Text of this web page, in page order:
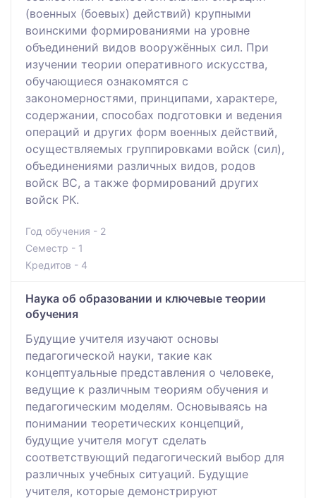
(военных (боевых) действий) крупными
воинскими формированиями на уровне
объединений видов вооружённых сил. При
изучении теории оперативного искусства,
обучающиеся ознакомятся с
закономерностями, принципами, характере,
содержании, способах подготовки и ведения
операций и других форм военных действий,
осуществляемых группировками войск (сил),
объединениями различных видов, родов
войск ВС, а также формирований других
войск РК.
Год обучения - 2
Семестр - 1
Кредитов - 4
Наука об образовании и ключевые теории
обучения
Будущие учителя изучают основы
педагогической науки, такие как
концептуальные представления о человеке,
ведущие к различным теориям обучения и
педагогическим моделям. Основываясь на
понимании теоретических концепций,
будущие учителя могут сделать
соответствующий педагогический выбор для
различных учебных ситуаций. Будущие
учителя, которые демонстрируют